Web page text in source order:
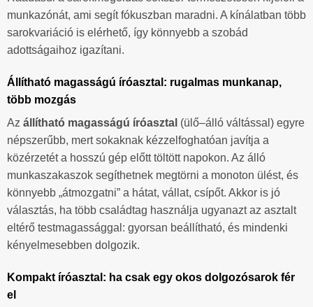
munkazónát, ami segít fókuszban maradni. A kínálatban több
sarokvariáció is elérhető, így könnyebb a szobád
adottságaihoz igazítani.
Állítható magasságú íróasztal: rugalmas munkanap,
több mozgás
Az állítható magasságú íróasztal (ülő–álló váltással) egyre
népszerűbb, mert sokaknak kézzelfoghatóan javítja a
közérzetét a hosszú gép előtt töltött napokon. Az álló
munkaszakaszok segíthetnek megtörni a monoton ülést, és
könnyebb „átmozgatni” a hátat, vállat, csípőt. Akkor is jó
választás, ha több családtag használja ugyanazt az asztalt
eltérő testmagassággal: gyorsan beállítható, és mindenki
kényelmesebben dolgozik.
Kompakt íróasztal: ha csak egy okos dolgozósarok fér
el